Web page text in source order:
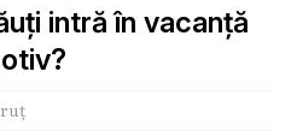
intră în vacanță